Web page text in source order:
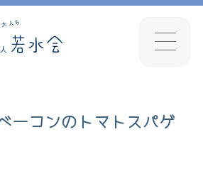
ーコンのトマトスパゲ